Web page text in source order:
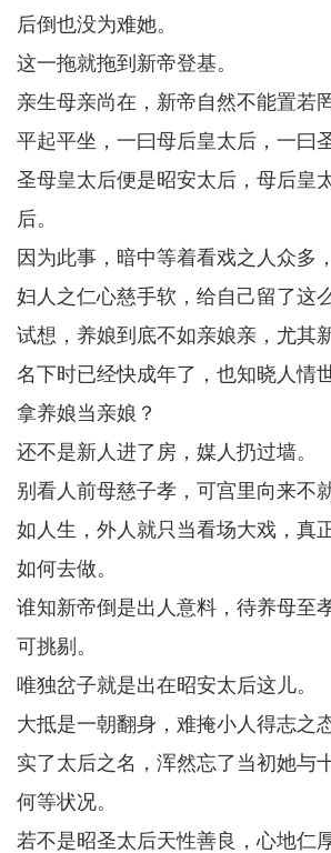
后倒也没为难她。
这一拖就拖到新帝登基。
亲生母亲尚在，新帝自然不能置若
平起平坐，一曰母后皇太后，一曰
圣母皇太后便是昭安太后，母后皇
后。
因为此事，暗中等着看戏之人众多
妇人之仁心慈手软，给自己留了这
试想，养娘到底不如亲娘亲，尤其
名下时已经快成年了，也知晓人情
拿养娘当亲娘？
还不是新人进了房，媒人扔过墙。
别看人前母慈子孝，可宫里向来不
如人生，外人就只当看场大戏，真
如何去做。
谁知新帝倒是出人意料，待养母至
可挑剔。
唯独岔子就是出在昭安太后这儿。
大抵是一朝翻身，难掩小人得志之
实了太后之名，浑然忘了当初她与
何等状况。
若不是昭圣太后天性善良，心地仁